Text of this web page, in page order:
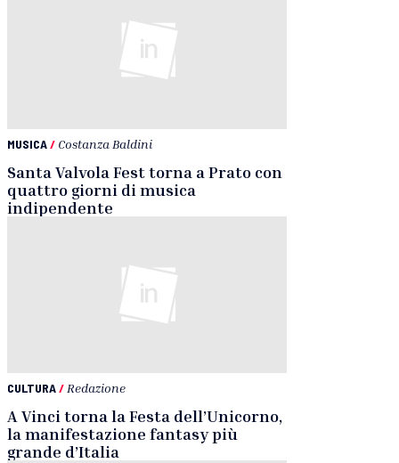
MUSICA/ Costanza Baldini
Santa Valvola Fest torna a Prato con
quattro giorni di musica
indipendente
CULTURA/ Redazione
A Vinci torna la Festa dell’Unicorno,
la manifestazione fantasy più
grande d’Italia